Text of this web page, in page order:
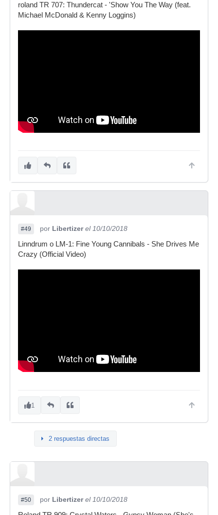
roland TR 707: Thundercat - 'Show You The Way (feat.
Michael McDonald & Kenny Loggins)
#49 por Libertizer el 10/10/2018
Linndrum o LM-1: Fine Young Cannibals - She Drives Me
Crazy (Official Video)
1
2 respuestas directas
#50 por Libertizer el 10/10/2018